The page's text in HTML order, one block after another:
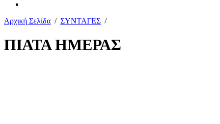
Αρχική Σελίδα / ΣΥΝΤΑΓΕΣ /
ΠΙΑΤΑ ΗΜΕΡΑΣ